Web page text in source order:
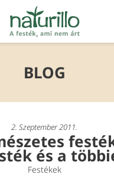
BLOG
2. Szeptember 2011.
és a
Festékek